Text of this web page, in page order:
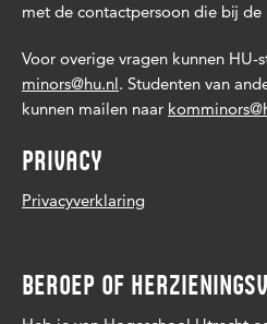
met de contactpersoon die bij
Voor overige vragen kunnen HU-
minors@hu.nl. Studenten van
kunnen mailen naar
PRIVACY
Privacyverklaring
BEROEP OF